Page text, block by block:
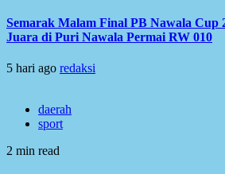
Semarak Malam Final PB Nawala Cup
Juara di Puri Nawala Permai RW 010
5 hari ago redaksi
daerah
sport
2 min read